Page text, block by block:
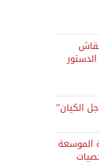
الكيان”
الموسعة